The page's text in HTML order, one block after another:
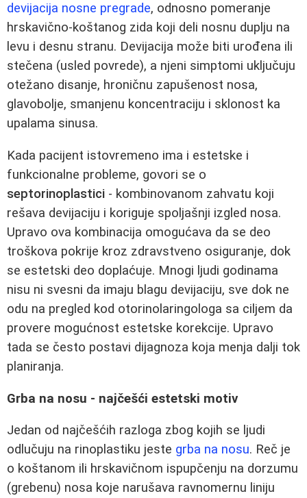
devijacija nosne pregrade, odnosno pomeranje
hrskavično-koštanog zida koji deli nosnu duplju na
levu i desnu stranu. Devijacija može biti urođena ili
stečena (usled povrede), a njeni simptomi uključuju
otežano disanje, hroničnu zapušenost nosa,
glavobolje, smanjenu koncentraciju i sklonost ka
upalama sinusa.
Kada pacijent istovremeno ima i estetske i
funkcionalne probleme, govori se o
septorinoplastici - kombinovanom zahvatu koji
rešava devijaciju i koriguje spoljašnji izgled nosa.
Upravo ova kombinacija omogućava da se deo
troškova pokrije kroz zdravstveno osiguranje, dok
se estetski deo doplaćuje. Mnogi ljudi godinama
nisu ni svesni da imaju blagu devijaciju, sve dok ne
odu na pregled kod otorinolaringologa sa ciljem da
provere mogućnost estetske korekcije. Upravo
tada se često postavi dijagnoza koja menja dalji tok
planiranja.
Grba na nosu - najčešći estetski motiv
Jedan od najčešćih razloga zbog kojih se ljudi
odlučuju na rinoplastiku jeste grba na nosu. Reč je
o koštanom ili hrskavičnom ispupčenju na dorzumu
(grebenu) nosa koje narušava ravnomernu liniju